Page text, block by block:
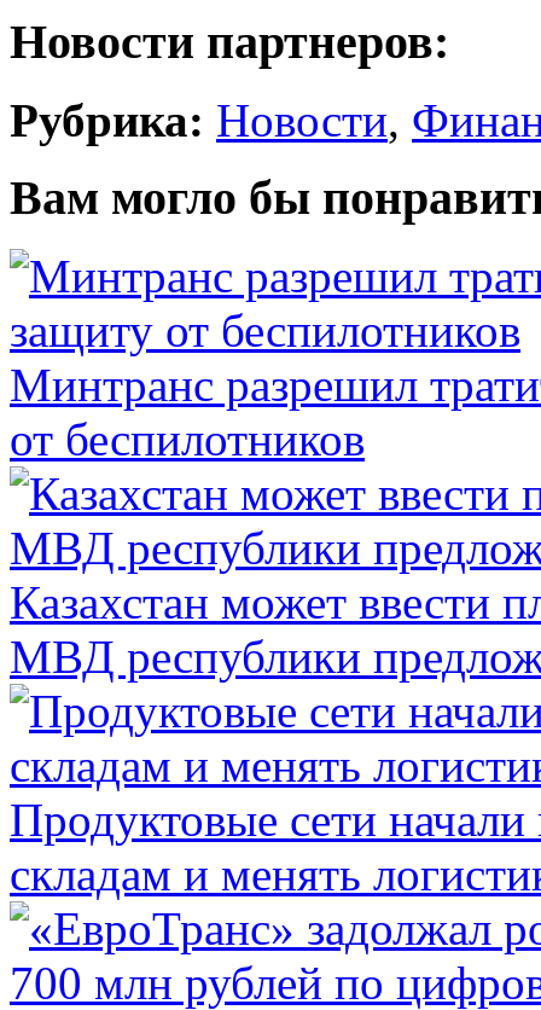
Новости партнеров:
Рубрика: Новости,
Вам могло бы
Минтранс разрешил
от беспилотников
Казахстан может ввести
МВД республики
Продуктовые сети начали
складам и менять